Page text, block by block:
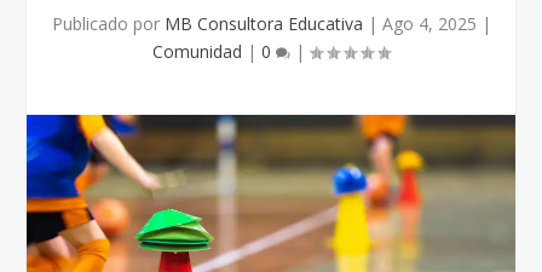
Publicado por MB Consultora Educativa | Ago 4, 2025 |
Comunidad | 0 |